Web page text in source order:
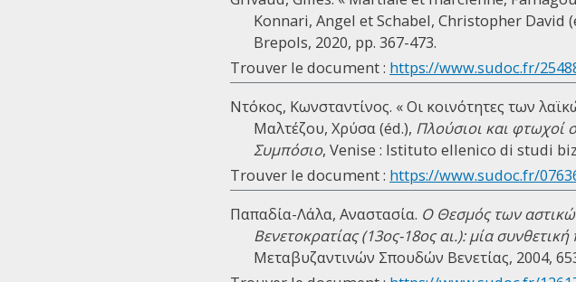
Konnari, Angel et Schabel, Christopher David
Brepols, 2020, pp. 367-473.
Trouver le document : https://www.sudoc.fr/
Ντόκος, Κωνσταντίνος. « Οι κοινότητες των
Μαλτέζου, Χρύσα (éd.), Πλούσιοι και φτωχοί
Συμπόσιο, Venise : Istituto ellenico di studi
Trouver le document : https://www.sudoc.fr/
Παπαδία-Λάλα, Αναστασία. Ο Θεσμός των
Βενετοκρατίας (13ος-18ος αι.): μία
Μεταβυζαντινών Σπουδών Βενετίας, 2004,